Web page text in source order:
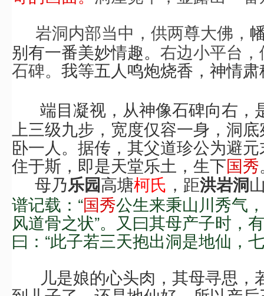
岩洞内部当中，供两尊大佛，
别有一番美妙情趣。 右边小平台
石碑。 我等五人鸣炮烧香， 神情肃
端目凝视， 从神像石碑向右，
上三级九步，宽度仅容一身，洞
卧一人。据传， 其父道珍公为避
住于斯，即是天堂乐土，生下国秀
母乃乐园高塘柯氏 ，距洪岩洞
谱记载：“国秀公生来秉山川秀气，
风道骨之状”。 又 曰其母产子时， 有
曰： “此子若三天抱出洞是地仙，
儿是娘的心头肉， 其母寻思，